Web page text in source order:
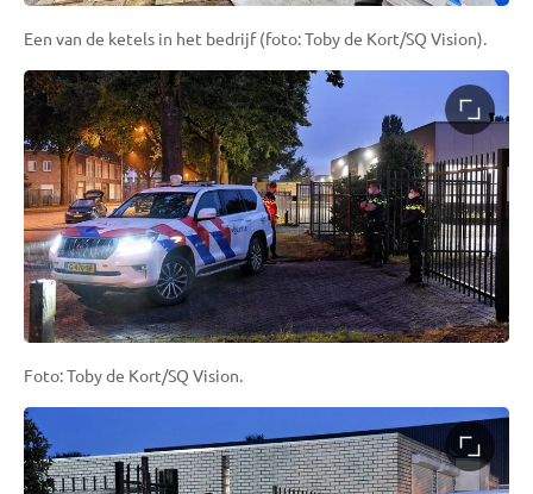
Een van de ketels in het bedrijf (foto: Toby de Kort/SQ Vision).
Foto: Toby de Kort/SQ Vision.